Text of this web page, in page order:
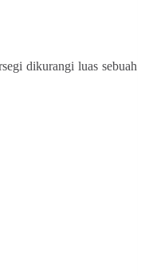
dikurangi luas sebuah